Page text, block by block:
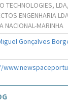
TECHNOLOGIES,
ENGENHARIA
NACIONAL-MARINHA
Gonçalves